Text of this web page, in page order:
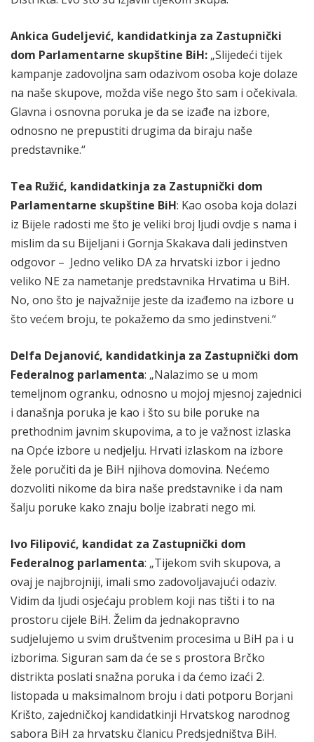
Ankica Gudeljević, kandidatkinja za Zastupnički
dom Parlamentarne skupštine BiH: „Slijedeći tijek
kampanje zadovoljna sam odazivom osoba koje dolaze
na naše skupove, možda više nego što sam i očekivala.
Glavna i osnovna poruka je da se izađe na izbore,
odnosno ne prepustiti drugima da biraju naše
predstavnike.“
Tea Ružić, kandidatkinja za Zastupnički dom
Parlamentarne skupštine BiH: Kao osoba koja dolazi
iz Bijele radosti me što je veliki broj ljudi ovdje s nama i
mislim da su Bijeljani i Gornja Skakava dali jedinstven
odgovor – Jedno veliko DA za hrvatski izbor i jedno
veliko NE za nametanje predstavnika Hrvatima u BiH.
No, ono što je najvažnije jeste da izađemo na izbore u
što većem broju, te pokažemo da smo jedinstveni.“
Delfa Dejanović, kandidatkinja za Zastupnički dom
Federalnog parlamenta: „Nalazimo se u mom
temeljnom ogranku, odnosno u mojoj mjesnoj zajednici
i današnja poruka je kao i što su bile poruke na
prethodnim javnim skupovima, a to je važnost izlaska
na Opće izbore u nedjelju. Hrvati izlaskom na izbore
žele poručiti da je BiH njihova domovina. Nećemo
dozvoliti nikome da bira naše predstavnike i da nam
šalju poruke kako znaju bolje izabrati nego mi.
Ivo Filipović, kandidat za Zastupnički dom
Federalnog parlamenta: „Tijekom svih skupova, a
ovaj je najbrojniji, imali smo zadovoljavajući odaziv.
Vidim da ljudi osjećaju problem koji nas tišti i to na
prostoru cijele BiH. Želim da jednakopravno
sudjelujemo u svim društvenim procesima u BiH pa i u
izborima. Siguran sam da će se s prostora Brčko
distrikta poslati snažna poruka i da ćemo izaći 2.
listopada u maksimalnom broju i dati potporu Borjani
Krišto, zajedničkoj kandidatkinji Hrvatskog narodnog
sabora BiH za hrvatsku članicu Predsjedništva BiH.